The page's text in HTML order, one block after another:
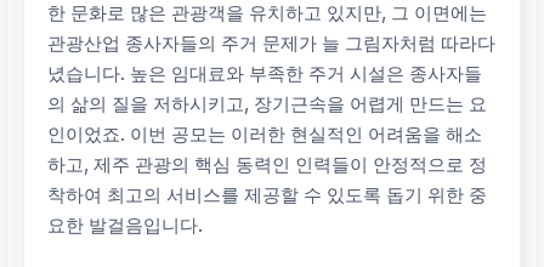
한 문화로 많은 관광객을 유치하고 있지만, 그 이면에는
관광산업 종사자들의 주거 문제가 늘 그림자처럼 따라다
녔습니다. 높은 임대료와 부족한 주거 시설은 종사자들
의 삶의 질을 저하시키고, 장기근속을 어렵게 만드는 요
인이었죠. 이번 공모는 이러한 현실적인 어려움을 해소
하고, 제주 관광의 핵심 동력인 인력들이 안정적으로 정
착하여 최고의 서비스를 제공할 수 있도록 돕기 위한 중
요한 발걸음입니다.